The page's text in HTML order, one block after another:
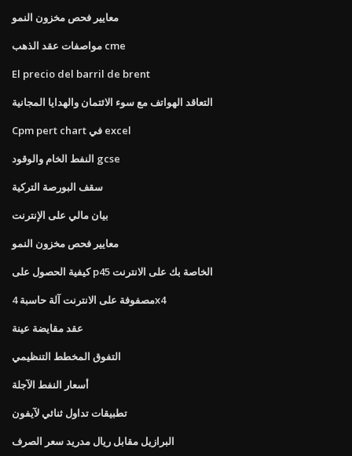
معايير فحص مخزون النمو
مواصفات عقد الذهب cme
El precio del barril de brent
التعاقد الهواتف مع سوء الائتمان والهدايا المجانية
Cpm pert chart في excel
النفط الخام والوقود gcse
سقف البورصة التركية
بيان مالي على الإنترنت
معايير فحص مخزون النمو
كيفية الحصول على p45 الخاصة بك على الانترنت
مصفوفة على الانترنت آلة حاسبة 4x4
عقد مقايضة عينة
التفوق المخطط التنظيمي
أسعار النفط الآجلة
تطبيقات تداول ثنائي لآيفون
البرازيل مقابل ريال مدريد سعر الصرف